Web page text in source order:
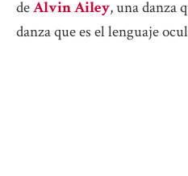
deAlvin Ailey, una danza
danza que es el lenguaje